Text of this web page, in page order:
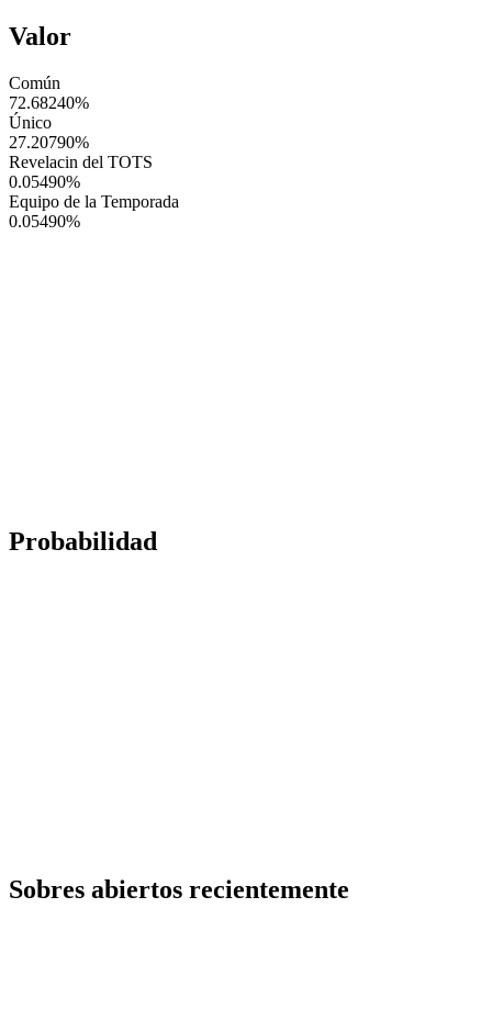
Valor
Común
72.68240%
Único
27.20790%
Revelacin del TOTS
0.05490%
Equipo de la Temporada
0.05490%
Probabilidad
Sobres abiertos recientemente